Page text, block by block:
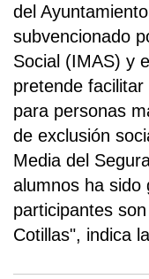
del
subvencionado
Social (IMAS) y
pretende facilitar
para personas
de exclusión
Media del
alumnos ha sido
participantes
Cotillas", indica